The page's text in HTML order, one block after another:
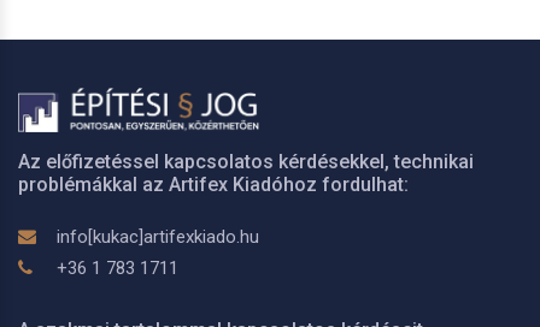
Az előfizetéssel kapcsolatos kérdésekkel, technikai
problémákkal az Artifex Kiadóhoz fordulhat:
info[kukac]artifexkiado.hu
+36 1 783 1711